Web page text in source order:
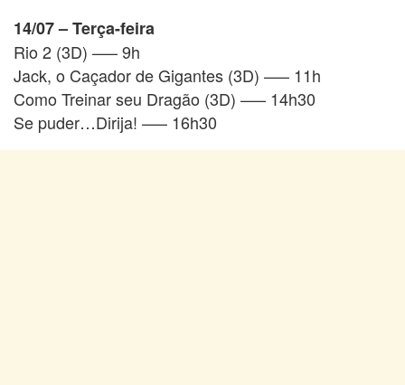
14/07 – Terça-feira
Rio 2 (3D) —– 9h
Jack, o Caçador de Gigantes (3D) —– 11h
Como Treinar seu Dragão (3D) —– 14h30
Se puder…Dirija! —– 16h30